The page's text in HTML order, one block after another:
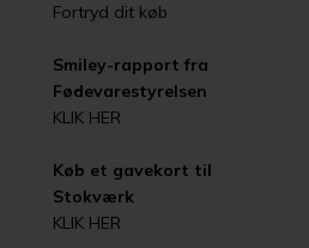
Fortryd dit køb
Smiley-rapport fra
Fødevarestyrelsen
KLIK HER
Køb et gavekort til
Stokværk
KLIK HER